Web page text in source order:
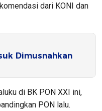
dari KONI dan
Dimusnahkan
di BK PON XXI ini,
PON lalu.